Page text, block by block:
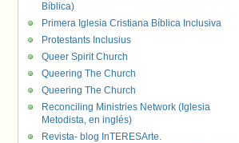
Bíblica)
Primera Iglesia Cristiana Bíblica Inclusiva
Protestants Inclusius
Queer Spirit Church
Queering The Church
Queering The Church
Reconciling Ministries Network (Iglesia
Metodista, en inglés)
Revista- blog InTERESArte.